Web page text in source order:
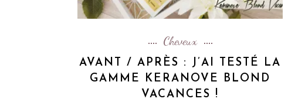
Cheveux
AVANT / APRÈS : J’AI TESTÉ LA
GAMME KERANOVE BLOND
VACANCES !